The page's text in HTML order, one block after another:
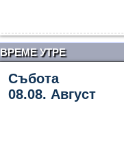
ВРЕМЕ УТРЕ
Събота
08.08. Август